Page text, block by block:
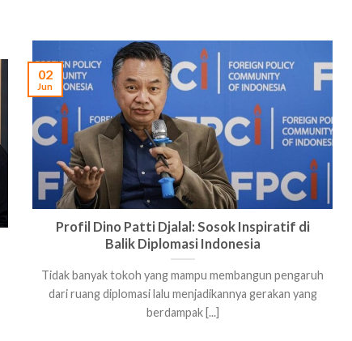
Profil Dino Patti Djalal: Sosok Inspiratif di
Balik Diplomasi Indonesia
Tidak banyak tokoh yang mampu membangun pengaruh
dari ruang diplomasi lalu menjadikannya gerakan yang
berdampak [...]
02
Jun